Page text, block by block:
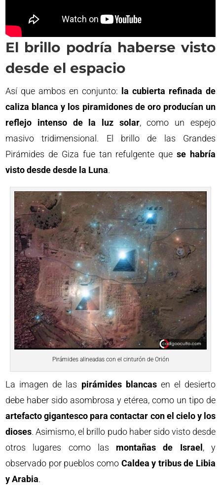
El brillo podría haberse visto
desde el espacio
Así que ambos en conjunto:
la cubierta refinada de
caliza blanca y los piramidones de oro producían un
reflejo intenso de la luz solar, como un espejo
masivo tridimensional. El brillo de las Grandes
Pirámides de Giza fue tan refulgente que se habría
visto desde desde la Luna.
Pirámides alineadas con el cinturón de Orión
La imagen de las pirámides blancasen el desierto
debe haber sido asombrosa y etérea, como un tipo de
artefacto gigantesco para contactar con el cielo y los
dioses. Asimismo, el brillo pudo haber sido visto desde
otros lugares como las montañas de Israel, y
observado por pueblos como Caldea y tribus de Libia
y Arabia.